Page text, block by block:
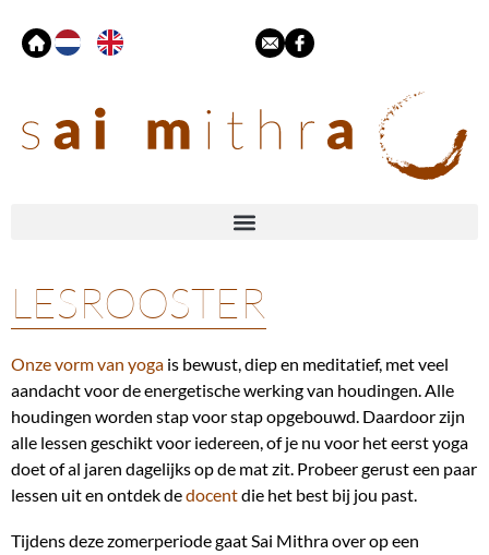
LESROOSTER
Onze vorm van yoga is bewust, diep en meditatief, met veel
aandacht voor de energetische werking van houdingen. Alle
houdingen worden stap voor stap opgebouwd. Daardoor zijn
alle lessen geschikt voor iedereen, of je nu voor het eerst yoga
doet of al jaren dagelijks op de mat zit. Probeer gerust een paar
lessen uit en ontdek dedocentdie het best bij jou past.
Tijdens deze zomerperiode gaat Sai Mithra over op een